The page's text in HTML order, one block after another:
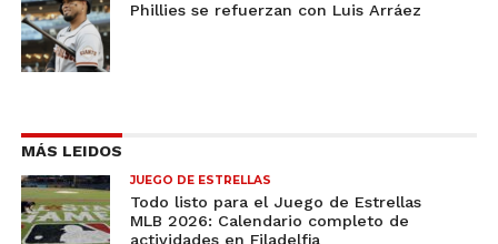
Phillies se refuerzan con Luis Arráez
MÁS LEIDOS
JUEGO DE ESTRELLAS
Todo listo para el Juego de Estrellas
MLB 2026: Calendario completo de
actividades en Filadelfia